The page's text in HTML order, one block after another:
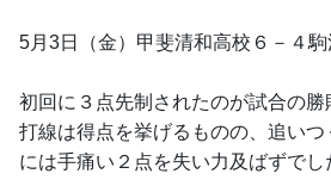
5月3日（金）甲斐清和高校６－４
初回に３点先制されたのが試合の勝
打線は得点を挙げるものの、追い
には手痛い２点を失い力及ばずでし